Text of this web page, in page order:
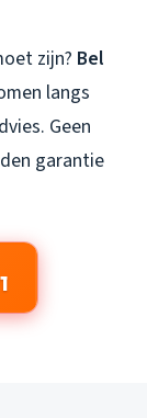
zijn? Bel
langs
Geen
garantie